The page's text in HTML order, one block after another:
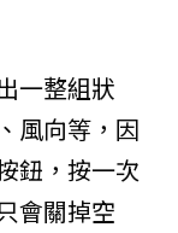
一整組狀
風向等，因
鈕，按一次
會關掉空